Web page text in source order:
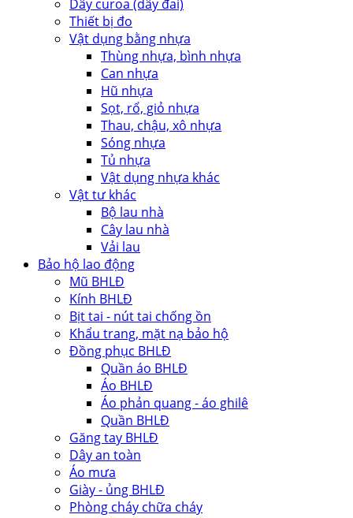
Dây curoa (dây đai)
Thiết bị đo
Vật dụng bằng nhựa
Thùng nhựa, bình nhựa
Can nhựa
Hũ nhựa
Sọt, rổ, giỏ nhựa
Thau, chậu, xô nhựa
Sóng nhựa
Tủ nhựa
Vật dụng nhựa khác
Vật tư khác
Bộ lau nhà
Cây lau nhà
Vải lau
Bảo hộ lao động
Mũ BHLĐ
Kính BHLĐ
Bịt tai - nút tai chống ồn
Khẩu trang, mặt nạ bảo hộ
Đồng phục BHLĐ
Quần áo BHLĐ
Áo BHLĐ
Áo phản quang - áo ghilê
Quần BHLĐ
Găng tay BHLĐ
Dây an toàn
Áo mưa
Giày - ủng BHLĐ
Phòng cháy chữa cháy